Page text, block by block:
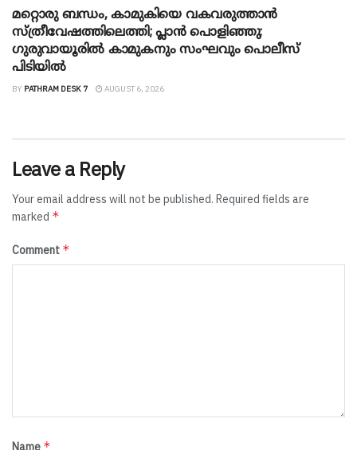
മറ്റൊരു ബന്ധം, കാമുകിയെ വകവരുത്താൻ
സ്ത്രീവേഷത്തിലെത്തി; പ്ലാൻ പൊളിഞ്ഞു;
ഗുരുവായൂരിൽ കാമുകനും സംഘവും പൊലീസ്
പിടിയിൽ
BY PATHRAM DESK 7 AUGUST 6, 2026
Leave a Reply
Your email address will not be published. Required fields are
marked *
Comment *
Name *